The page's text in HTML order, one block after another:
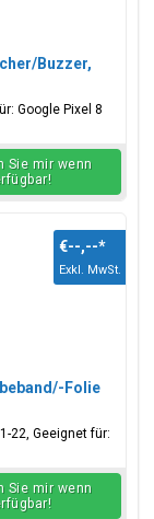
Buzzer,
Google Pixel 8
Sie mir wenn
Folie
22, Geeignet für:
€--,--*
Exkl. MwSt.
Sie mir wenn